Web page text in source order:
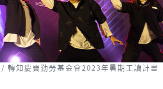
轉知慶寶勤勞基金會2023年暑期工讀計畫